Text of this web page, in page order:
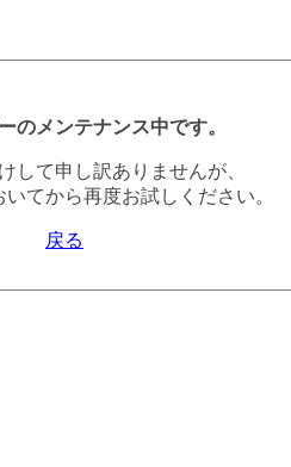
のメンテナンス中です。
して申し訳ありませんが、
てから再度お試しください。
戻る